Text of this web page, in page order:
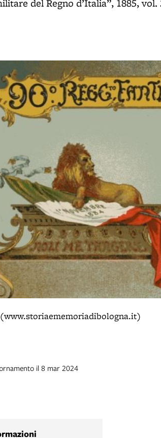
del Regno d’Italia”, 1885, vol.
il 8 mar 2024